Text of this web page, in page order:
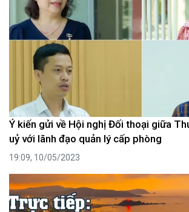
Ý kiến gửi về Hội nghị Đối thoại giữa
uỷ với lãnh đạo quản lý cấp phòng
19:09, 10/05/2023